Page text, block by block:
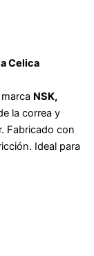
Celica
NSK,
la correa y
Fabricado con
Ideal para